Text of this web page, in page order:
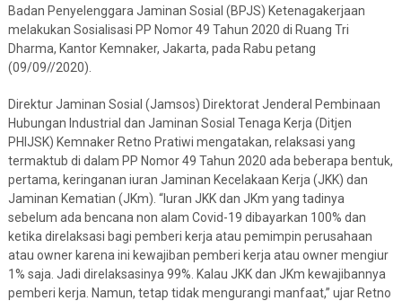
Badan Penyelenggara Jaminan Sosial (BPJS) Ketenagakerjaan
melakukan Sosialisasi PP Nomor 49 Tahun 2020 di Ruang Tri
Dharma, Kantor Kemnaker, Jakarta, pada Rabu petang
(09/09//2020).
Direktur Jaminan Sosial (Jamsos) Direktorat Jenderal Pembinaan
Hubungan Industrial dan Jaminan Sosial Tenaga Kerja (Ditjen
PHIJSK) Kemnaker Retno Pratiwi mengatakan, relaksasi yang
termaktub di dalam PP Nomor 49 Tahun 2020 ada beberapa bentuk,
pertama, keringanan iuran Jaminan Kecelakaan Kerja (JKK) dan
Jaminan Kematian (JKm). “Iuran JKK dan JKm yang tadinya
sebelum ada bencana non alam Covid-19 dibayarkan 100% dan
ketika direlaksasi bagi pemberi kerja atau pemimpin perusahaan
atau owner karena ini kewajiban pemberi kerja atau owner mengiur
1% saja. Jadi direlaksasinya 99%. Kalau JKK dan JKm kewajibannya
pemberi kerja. Namun, tetap tidak mengurangi manfaat,” ujar Retno